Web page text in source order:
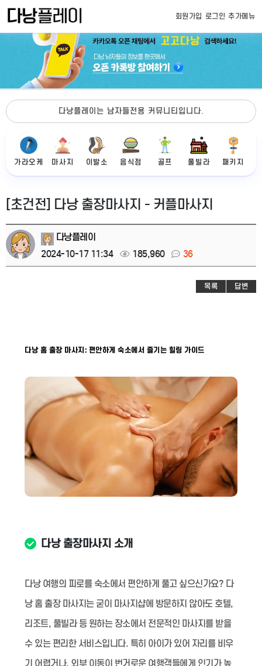
회원가입 로그인 추가메뉴
다낭플레이는 남자들전용 커뮤니티입니다.
가라오케 마사지 이발소 음식점 골프 풀빌라 패키지
[초건전] 다낭 출장마사지 - 커플마사지
다낭플레이
2024-10-17 11:34
185,960 36
목록 답변
다낭 홈 출장 마사지: 편안하게 숙소에서 즐기는 힐링 가이드
다낭 출장마사지 소개
다낭 여행의 피로를 숙소에서 편안하게 풀고 싶으신가요? 다
낭 홈 출장 마사지는 굳이 마사지샵에 방문하지 않아도 호텔,
리조트, 풀빌라 등 원하는 장소에서 전문적인 마사지를 받을
수 있는 편리한 서비스입니다. 특히 아이가 있어 자리를 비우
기 어렵거나, 외부 이동이 번거로운 여행객들에게 인기가 높